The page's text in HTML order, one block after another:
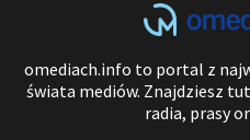
omediach.info to portal z
świata mediów. Znajdziesz
radia, prasy